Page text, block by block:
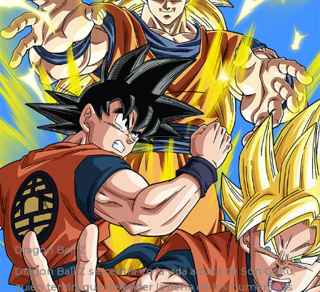
Dragon Ball Z
Dragon Ball Z se centra en la vida adulta de Son Goku,
quien tendrá que defender la tierra de los numerosos